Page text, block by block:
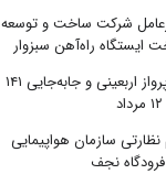
شرکت ساخت و توسعه
ایستگاه راه‌آهن سبزوار
انجام ۱۱۰۰ پرواز اربعینی و جابه‌جایی ۱۴۱
نظارتی سازمان هواپیمایی
نجف